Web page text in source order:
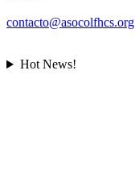
contacto@asocolfhcs.org
Hot News!